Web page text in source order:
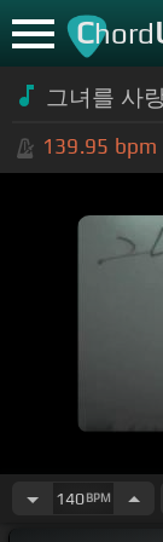
Chord
그녀를 사
139.95 bpm
140BPM